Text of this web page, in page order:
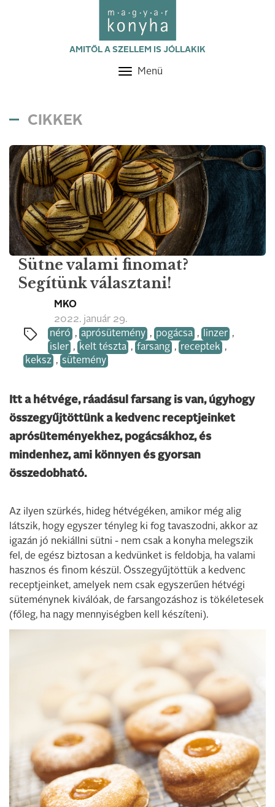
AMITŐL A SZELLEM IS JÓLLAKIK
Toggle
Menü
CIKKEK
Sütne valami finomat?
Segítünk választani!
MKO
2022. január 29.
néró , aprósütemény , pogácsa , linzer ,
isler , kelt tészta , farsang , receptek ,
keksz , sütemény
Itt a hétvége, ráadásul farsang is van, úgyhogy
összegyűjtöttünk a kedvenc receptjeinket
aprósüteményekhez, pogácsákhoz, és
mindenhez, ami könnyen és gyorsan
összedobható.
Az ilyen szürkés, hideg hétvégéken, amikor még alig
látszik, hogy egyszer tényleg ki fog tavaszodni, akkor az
igazán jó nekiállni sütni - nem csak a konyha melegszik
fel, de egész biztosan a kedvünket is feldobja, ha valami
hasznos és finom készül. Összegyűjtöttük a kedvenc
receptjeinket, amelyek nem csak egyszerűen hétvégi
süteménynek kiválóak, de farsangozáshoz is tökéletesek
(főleg, ha nagy mennyiségben kell készíteni).